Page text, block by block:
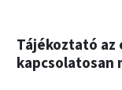
Tájékoztató az